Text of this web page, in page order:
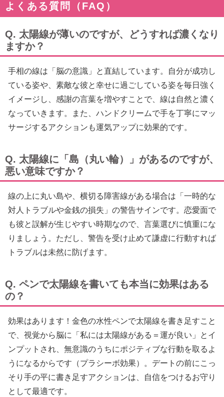
よくある質問（FAQ）
Q. 太陽線が薄いのですが、どうすれば濃くなり
ますか？
手相の線は「脳の意識」と直結しています。自分が成功し
ている姿や、素敵な彼と幸せに過ごしている姿を毎日強く
イメージし、感謝の言葉を増やすことで、線は自然と濃く
なっていきます。また、ハンドクリームで手を丁寧にマッ
サージするアクションも運気アップに効果的です。
Q. 太陽線に「島（丸い輪）」があるのですが、
悪い意味ですか？
線の上に丸い島や、横切る障害線がある場合は「一時的な
対人トラブルや金銭の損失」の警告サインです。恋愛面で
も彼と誤解が生じやすい時期なので、言葉選びに慎重にな
りましょう。ただし、警告を受け止めて謙虚に行動すれば
トラブルは未然に防げます。
Q. ペンで太陽線を書いても本当に効果はある
の？
効果はあります！金色の水性ペンで太陽線を書き足すこと
で、視覚から脳に「私には太陽線がある＝運が良い」とイ
ンプットされ、無意識のうちにポジティブな行動を取るよ
うになるからです（プラシーボ効果）。デートの前にこっ
そり手の平に書き足すアクションは、自信をつけるお守り
として最適です。